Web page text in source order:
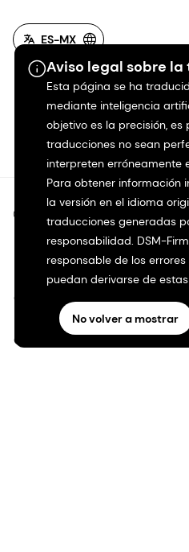
Aviso legal sobre
Esta página se ha
mediante inteligencia
objetivo es la precisión, es
traducciones no sean
interpreten erróneamente
Para obtener información
la versión en el idioma
traducciones generadas
responsabilidad. DSM-
responsable de los
puedan derivarse de
No volver a mostrar
ES-MX
©2026 dsm-firmenich. Todos
Protección de datos
Condiciones de uso
Condiciones generales